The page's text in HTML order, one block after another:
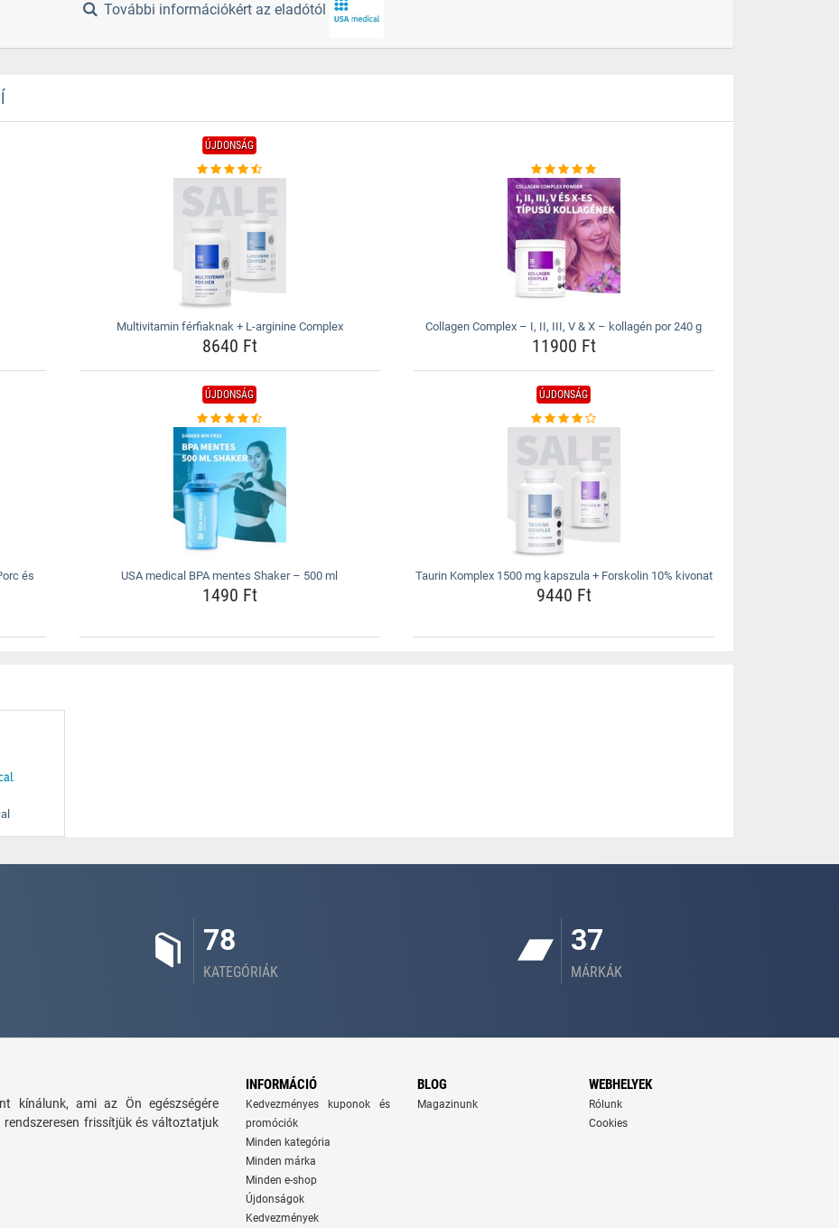
További információkért az eladótól
ÚJDONSÁG
Multivitamin férfiaknak + L-arginine Complex
8640 Ft
Collagen Complex – I, II, III, V & X – kollagén por 240 g
11900 Ft
és
ÚJDONSÁG
USA medical BPA mentes Shaker – 500 ml
1490 Ft
ÚJDONSÁG
Taurin Komplex 1500 mg kapszula + Forskolin 10% kivonat
9440 Ft
78
KATEGÓRIÁK
37
MÁRKÁK
kínálunk, ami az Ön egészségére
frissítjük és változtatjuk
INFORMÁCIÓ
Kedvezményes kuponok és
promóciók
Minden kategória
Minden márka
Minden e-shop
Újdonságok
Kedvezmények
BLOG
Magazinunk
WEBHELYEK
Rólunk
Cookies